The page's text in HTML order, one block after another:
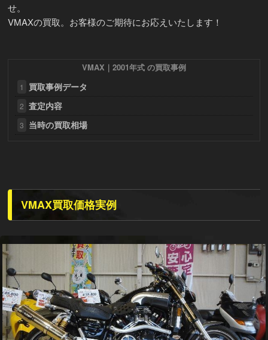
せ。
VMAXの買取。お客様のご期待にお応えいたします！
VMAX｜2001年式 の買取事例
1 買取事例データ
2 査定内容
3 当時の買取相場
VMAX買取価格実例